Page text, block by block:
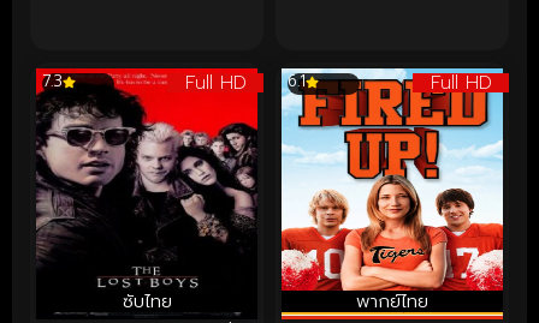
Full HD
ซับไทย
7.3 Full HD
พากย์ไทย
6.1